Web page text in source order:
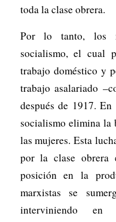
toda la clase obrera.
Por lo tanto, los
socialismo, el cual
trabajo doméstico y
trabajo asalariado
después de 1917.
socialismo elimina la
las mujeres. Esta
por la clase obrera
posición en la
marxistas se
interviniendo